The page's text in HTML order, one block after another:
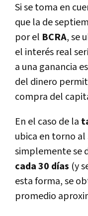
Si se toma en
que la de
por el BCRA, se
el interés real
a una ganancia
del dinero
compra del
En el caso de la
ubica en torno al
simplemente se
cada 30 días (y
esta forma, se
promedio